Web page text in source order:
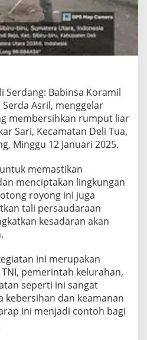
Serdang: Babinsa Koramil
Asril, menggelar
membersihkan rumput liar
Sari, Kecamatan Deli Tua,
Minggu 12 Januari 2025.
memastikan
menciptakan lingkungan
royong ini juga
tali persaudaraan
kesadaran akan
ini merupakan
pemerintah kelurahan,
seperti ini sangat
kebersihan dan keamanan
ini menjadi contoh bagi